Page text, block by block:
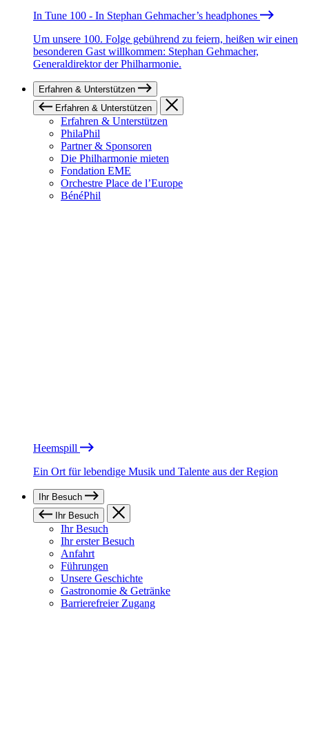
In Tune 100 - In Stephan Gehmacher’s headphones
Um unsere 100. Folge gebührend zu feiern, heißen wir einen
besonderen Gast willkommen: Stephan Gehmacher,
Generaldirektor der Philharmonie.
Erfahren & Unterstützen
Erfahren & Unterstützen
Erfahren & Unterstützen
PhilaPhil
Partner & Sponsoren
Die Philharmonie mieten
Fondation EME
Orchestre Place de l’Europe
BénéPhil
Heemspill
Ein Ort für lebendige Musik und Talente aus der Region
Ihr Besuch
Ihr Besuch
Ihr Besuch
Ihr erster Besuch
Anfahrt
Führungen
Unsere Geschichte
Gastronomie & Getränke
Barrierefreier Zugang